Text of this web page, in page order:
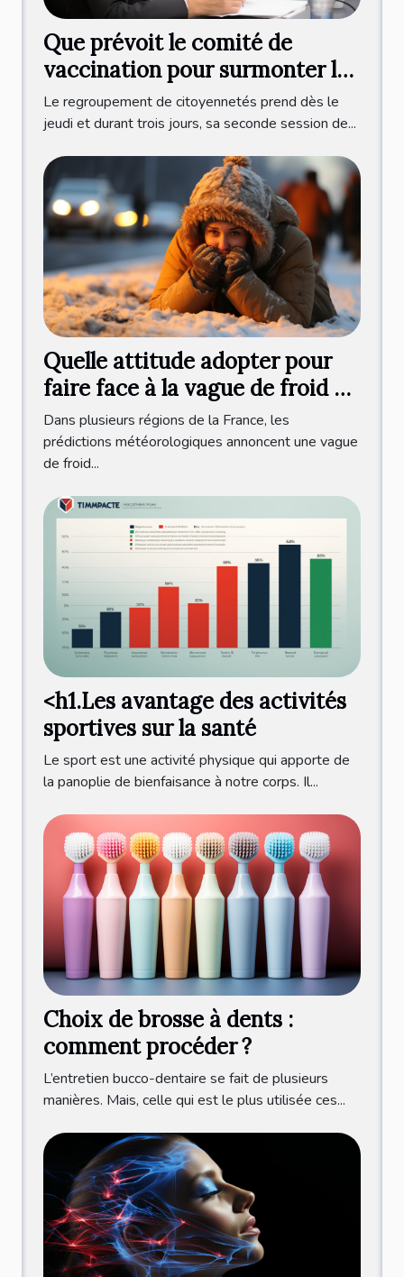
Que prévoit le comité de
vaccination pour surmonter la
crise sanitaire ?
Le regroupement de citoyennetés prend dès le
jeudi et durant trois jours, sa seconde session de...
Quelle attitude adopter pour
faire face à la vague de froid en
France ?
Dans plusieurs régions de la France, les
prédictions météorologiques annoncent une vague
de froid...
<h1.Les avantage des activités
sportives sur la santé
Le sport est une activité physique qui apporte de
la panoplie de bienfaisance à notre corps. Il...
Choix de brosse à dents :
comment procéder ?
L’entretien bucco-dentaire se fait de plusieurs
manières. Mais, celle qui est le plus utilisée ces...